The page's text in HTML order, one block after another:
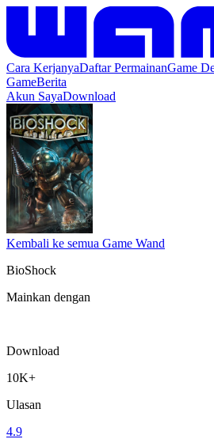
Cara KerjanyaDaftar PermainanGame
GameBerita
Akun SayaDownload
Kembali ke semua Game Wand
BioShock
Mainkan dengan
Download
10K+
Ulasan
4.9